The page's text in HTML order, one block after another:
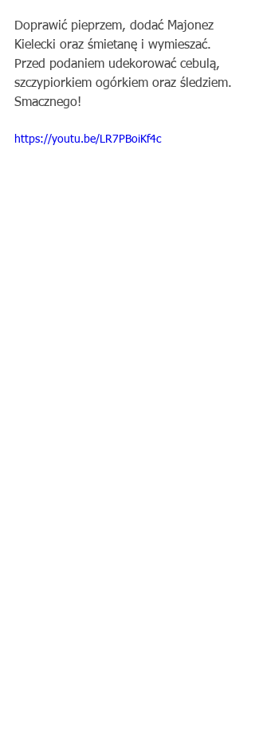
Doprawić pieprzem, dodać Majonez
Kielecki oraz śmietanę i wymieszać.
Przed podaniem udekorować cebulą,
szczypiorkiem ogórkiem oraz śledziem.
Smacznego!
https://youtu.be/LR7PBoiKf4c